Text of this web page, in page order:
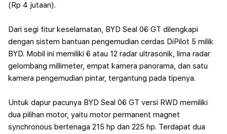
(Rp 4 jutaan).
Dari segi fitur keselamatan, BYD Seal 06 GT dilengkapi
dengan sistem bantuan pengemudian cerdas DiPilot 5 milik
BYD. Mobil ini memiliki 6 atau 12 radar ultrasonik, lima radar
gelombang millimeter, empat kamera panorama, dan satu
kamera pengemudian pintar, tergantung pada tipenya.
Untuk dapur pacunya BYD Seal 06 GT versi RWD memiliki
dua pilihan motor, yaitu motor permanent magnet
synchronous bertenaga 215 hp dan 225 hp. Terdapat dua